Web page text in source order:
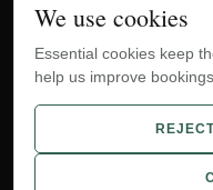
TripAdvisor
We use cookies
Essential cookies keep
help us improve